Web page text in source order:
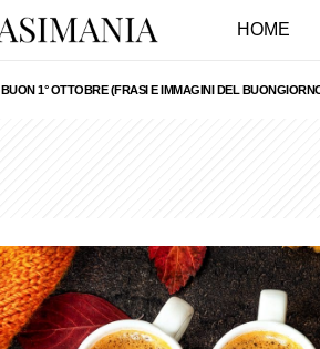
HOME
BUON 1° OTTOBRE (FRASI E IMMAGINI DEL